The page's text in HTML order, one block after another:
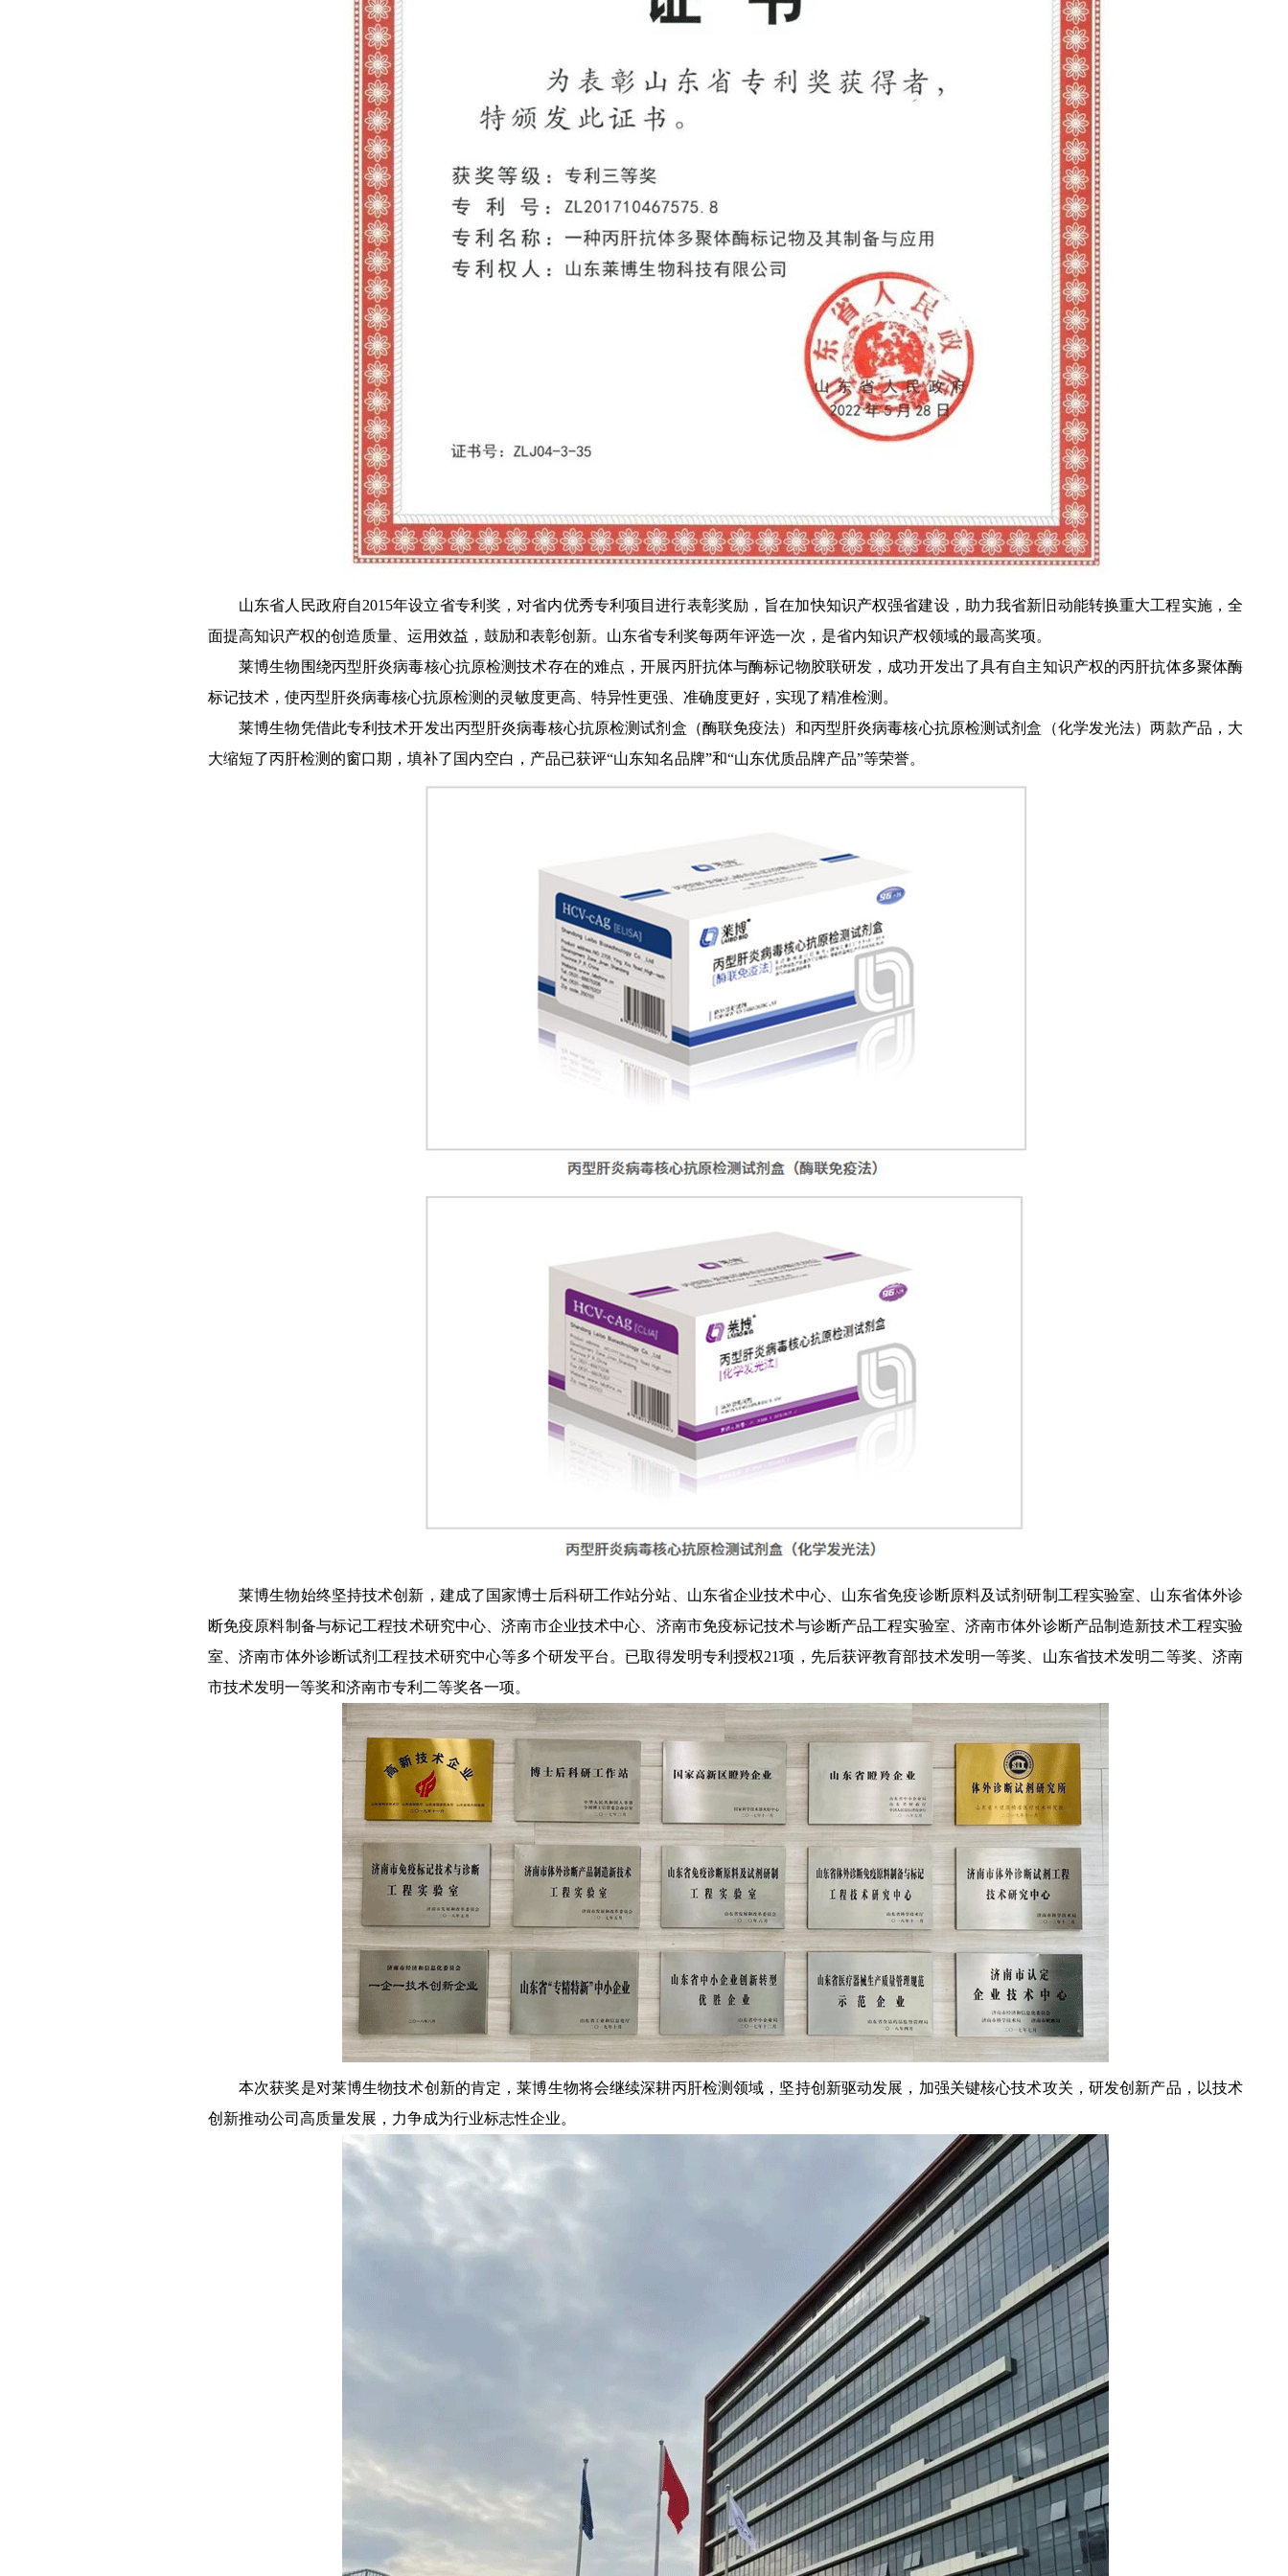
山东省人民政府自2015年设立省专利奖，对省内优秀专利项目进行表彰奖励，旨在加快知识产权强省建设，助力我省新旧动能转换重大工程实施，全
面提高知识产权的创造质量、运用效益，鼓励和表彰创新。山东省专利奖每两年评选一次，是省内知识产权领域的最高奖项。
莱博生物围绕丙型肝炎病毒核心抗原检测技术存在的难点，开展丙肝抗体与酶标记物胶联研发，成功开发出了具有自主知识产权的丙肝抗体多聚体酶
标记技术，使丙型肝炎病毒核心抗原检测的灵敏度更高、特异性更强、准确度更好，实现了精准检测。
莱博生物凭借此专利技术开发出丙型肝炎病毒核心抗原检测试剂盒（酶联免疫法）和丙型肝炎病毒核心抗原检测试剂盒（化学发光法）两款产品，大
大缩短了丙肝检测的窗口期，填补了国内空白，产品已获评“山东知名品牌”和“山东优质品牌产品”等荣誉。
莱博生物始终坚持技术创新，建成了国家博士后科研工作站分站、山东省企业技术中心、山东省免疫诊断原料及试剂研制工程实验室、山东省体外诊
断免疫原料制备与标记工程技术研究中心、济南市企业技术中心、济南市免疫标记技术与诊断产品工程实验室、济南市体外诊断产品制造新技术工程实验
室、济南市体外诊断试剂工程技术研究中心等多个研发平台。已取得发明专利授权21项，先后获评教育部技术发明一等奖、山东省技术发明二等奖、济南
市技术发明一等奖和济南市专利二等奖各一项。
本次获奖是对莱博生物技术创新的肯定，莱博生物将会继续深耕丙肝检测领域，坚持创新驱动发展，加强关键核心技术攻关，研发创新产品，以技术
创新推动公司高质量发展，力争成为行业标志性企业。